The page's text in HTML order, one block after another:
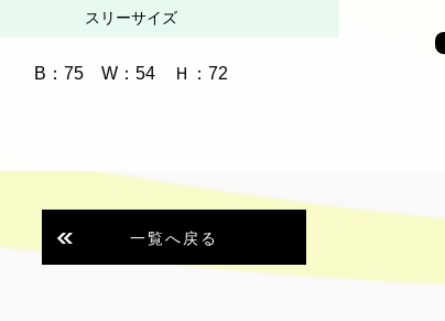
スリーサイズ
B：75 W：54 Ｈ：72
一覧へ戻る